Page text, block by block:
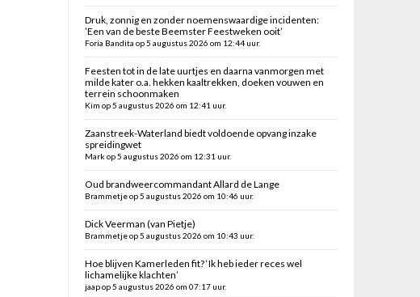
Druk, zonnig en zonder noemenswaardige incidenten:
’Een van de beste Beemster Feestweken ooit’
Foria Bandita op 5 augustus 2026 om 12:44 uur.
Feesten tot in de late uurtjes en daarna vanmorgen met
milde kater o.a. hekken kaaltrekken, doeken vouwen en
terrein schoonmaken
Kim op 5 augustus 2026 om 12:41 uur.
Zaanstreek-Waterland biedt voldoende opvang inzake
spreidingwet
Mark op 5 augustus 2026 om 12:31 uur.
Oud brandweercommandant Allard de Lange
Brammetje op 5 augustus 2026 om 10:46 uur.
Dick Veerman (van Pietje)
Brammetje op 5 augustus 2026 om 10:43 uur.
Hoe blijven Kamerleden fit? ‘Ik heb ieder reces wel
lichamelijke klachten’
jaap op 5 augustus 2026 om 07:17 uur.